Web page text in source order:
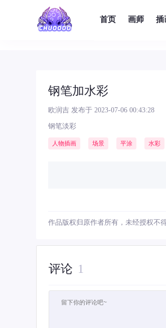
首页 画师 插
钢笔加水彩
欧润吉 发布于 2023-07-06 00:43:28
钢笔淡彩
人物插画 场景 平涂 水彩
作品版权归原作者所有，未经授权不
评论 1